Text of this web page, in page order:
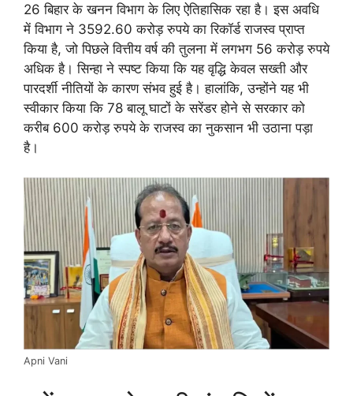
26 बिहार के खनन विभाग के लिए ऐतिहासिक रहा है। इस अवधि
में विभाग ने 3592.60 करोड़ रुपये का रिकॉर्ड राजस्व प्राप्त
किया है, जो पिछले वित्तीय वर्ष की तुलना में लगभग 56 करोड़ रुपये
अधिक है। सिन्हा ने स्पष्ट किया कि यह वृद्धि केवल सख्ती और
पारदर्शी नीतियों के कारण संभव हुई है। हालांकि, उन्होंने यह भी
स्वीकार किया कि 78 बालू घाटों के सरेंडर होने से सरकार को
करीब 600 करोड़ रुपये के राजस्व का नुकसान भी उठाना पड़ा
है।
Apni Vani